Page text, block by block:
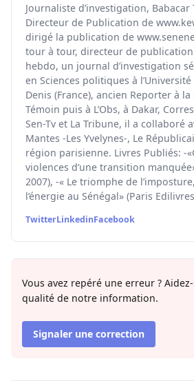
Journaliste d’investigation, Babacar
Directeur de Publication de
dirigé la publication de
tour à tour, directeur de publication
hebdo, un journal d’investigation
en Sciences politiques à
Denis (France), ancien Reporter à
Témoin puis à L’Obs, à Dakar,
Sen-Tv et La Tribune, il a collaboré
Mantes -Les Yvelynes-, Le
région parisienne. Livres Publiés: -
violences d’une transition
2007), -« Le triomphe de
l’énergie au Sénégal» (Paris
TwitterLinkedinFacebook
Vous avez repéré une erreur ?
qualité de notre information.
Signaler une correction